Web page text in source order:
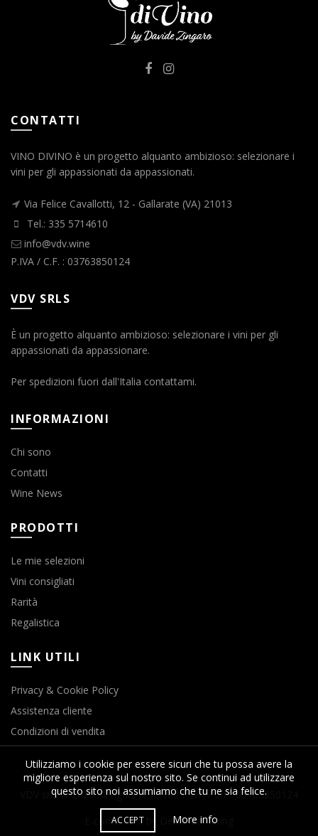
CONTATTI
VINO DIVINO è un progetto alquanto ambizioso: selezionare i
vini per gli appassionati da appassionati.
Via Felice Cavallotti, 12 - Gallarate (VA) 21013
Tel.: 335 5714610
info@vdv.wine
P.IVA / C.F. : 03763850124
VDV SRLS
È un progetto alquanto ambizioso: selezionare i vini per gli
appassionati da appassionare.
Per spedizioni fuori dall'Italia contattami.
INFORMAZIONI
Chi sono
Contatti
Wine News
PRODOTTI
Le mie selezioni
Vini consigliati
Rarità
Regalistica
LINK UTILI
Privacy & Cookie Policy
Assistenza cliente
Condizioni di vendita
VDV srls © 2020 All rights reserved P.IVA / C.F.: 03763850124
E-commerce by Delta Marketing
Utilizziamo i cookie per essere sicuri che tu possa avere la
migliore esperienza sul nostro sito. Se continui ad utilizzare
questo sito noi assumiamo che tu ne sia felice.
ACCEPT More info